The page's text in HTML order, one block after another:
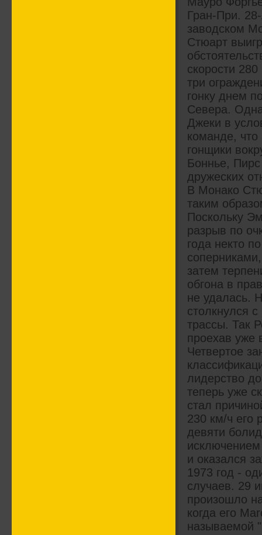
Гран-При.
заводском
Стюарт
скорости
три
гонку днем
Севера.
Джеки в
команде, что
гонщики
Боннье,
дружеских
В Монако
таким
Поскольку
разрыв по
года некто
затем
обгона в
не удалась.
столкнулся
трассы. Так
проехав уже
Четвертое
лидерство
теперь уже
стал
230 км/ч его
девяти
и оказался
1973 год -
случаев. 29
произошло
когда его
называемой